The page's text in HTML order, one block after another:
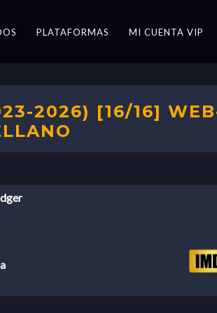
PLATAFORMAS MI CUENTA VIP
2026) [16/16]